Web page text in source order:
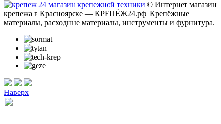
© Интернет магазин
крепежа в Красноярске — КРЕПЁЖ24.рф. Крепёжные
материалы, расходные материалы, инструменты и фурнитура.
Наверх